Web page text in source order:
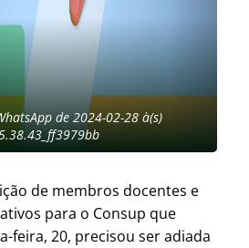
de 2024-02-28 à(s)
de membros docentes e
para o Consup que
feira, 20, precisou ser adiada